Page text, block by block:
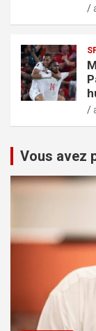
Vous avez